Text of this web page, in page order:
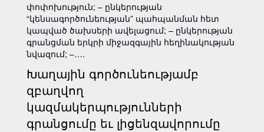
փոփոխություն; – ընկերության
“կենսագործունեության” պահպանման հետ
կապված ծախսերի ավելացում; – ընկերության
գրանցման երկրի միջազգային հեղինակության
նվազում; –….
Խաղային գործունեությամբ
զբաղվող
կազմակերպությունների
գրանցումը եւ լիցենզավորումը